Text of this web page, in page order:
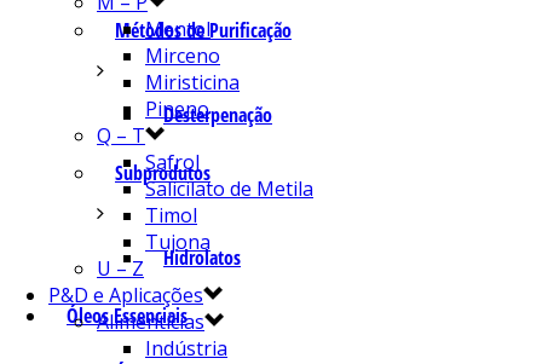
Métodos de Purificação
Desterpenação
Subprodutos
Hidrolatos
Óleos Essenciais
Mentol
Mirceno
Miristicina
Pineno
Q – T
Safrol
Salicilato de Metila
Timol
Tujona
U – Z
P&D e Aplicações
Alimentícias
Indústria